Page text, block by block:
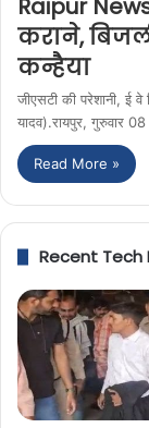
Raipur
कराने,
कन्हैया
जीएसटी की परेशानी, ई
यादव).रायपुर, गुरुवार
Read More »
Recent Tech